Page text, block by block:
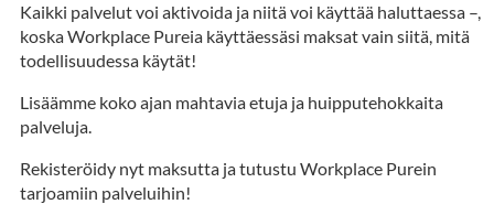
Kaikki palvelut voi aktivoida ja niitä voi käyttää haluttaessa –,
koska Workplace Pureia käyttäessäsi maksat vain siitä, mitä
todellisuudessa käytät!
Lisäämme koko ajan mahtavia etuja ja huipputehokkaita
palveluja.
Rekisteröidy nyt maksutta ja tutustu Workplace Purein
tarjoamiin palveluihin!